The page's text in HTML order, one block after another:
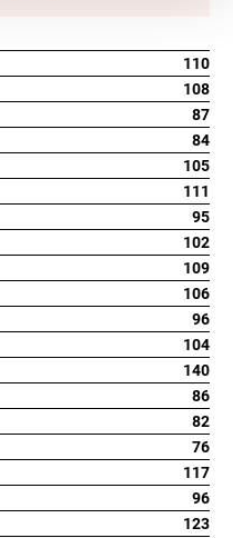
110
108
87
84
105
111
95
102
109
106
96
104
140
86
82
76
117
96
123